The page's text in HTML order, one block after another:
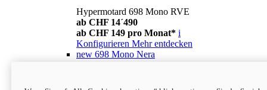
Hypermotard 698 Mono RVE
ab CHF 14´490
ab CHF 149 pro Monat* i
Konfigurieren Mehr entdecken
new 698 Mono Nera
ab CHF 13´990